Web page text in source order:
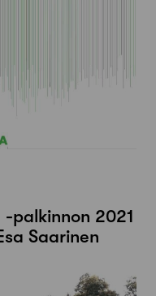
palkinnon 2021
Saarinen